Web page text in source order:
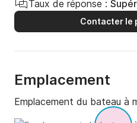
Taux de réponse :
Contacter le
Emplacement
Emplacement du bateau à